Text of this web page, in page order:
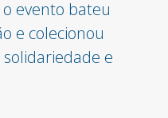
evento bateu
e colecionou
e